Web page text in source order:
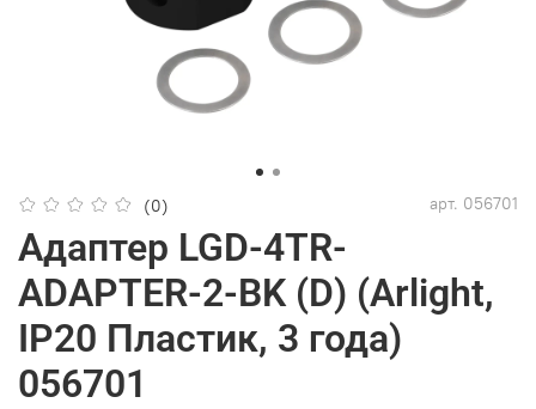
(0) арт. 056701
Адаптер LGD-4TR-
ADAPTER-2-BK (D) (Arlight,
IP20 Пластик, 3 года)
056701